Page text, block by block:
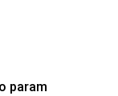
param